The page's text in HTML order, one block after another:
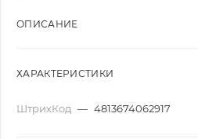
ОПИСАНИЕ
ХАРАКТЕРИСТИКИ
ШтрихКод — 4813674062917